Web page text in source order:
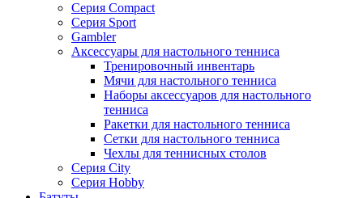
Серия Compact
Серия Sport
Gambler
Аксессуары для настольного тенниса
Тренировочный инвентарь
Мячи для настольного тенниса
Наборы аксессуаров для настольного
тенниса
Ракетки для настольного тенниса
Сетки для настольного тенниса
Чехлы для теннисных столов
Серия City
Серия Hobby